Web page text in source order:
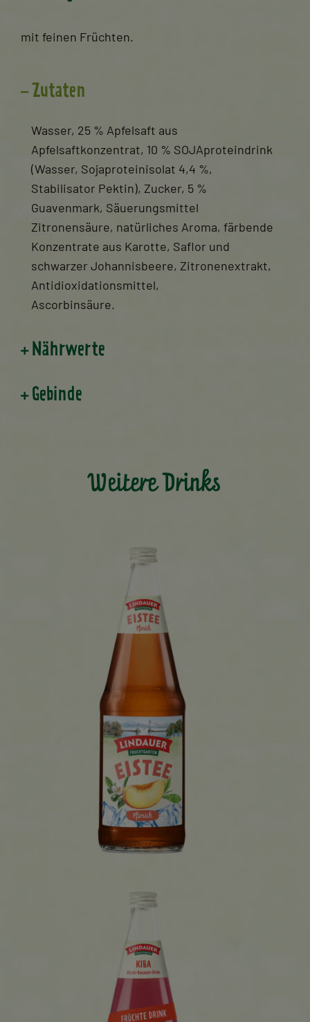
mit feinen Früchten.
Zutaten
Wasser, 25 % Apfelsaft aus
Apfelsaftkonzentrat, 10 % SOJAproteindrink
(Wasser, Sojaproteinisolat 4,4 %,
Stabilisator Pektin), Zucker, 5 %
Guavenmark, Säuerungsmittel
Zitronensäure, natürliches Aroma, färbende
Konzentrate aus Karotte, Saflor und
schwarzer Johannisbeere, Zitronenextrakt,
Antidioxidationsmittel,
Ascorbinsäure.
Nährwerte
Gebinde
Weitere Drinks